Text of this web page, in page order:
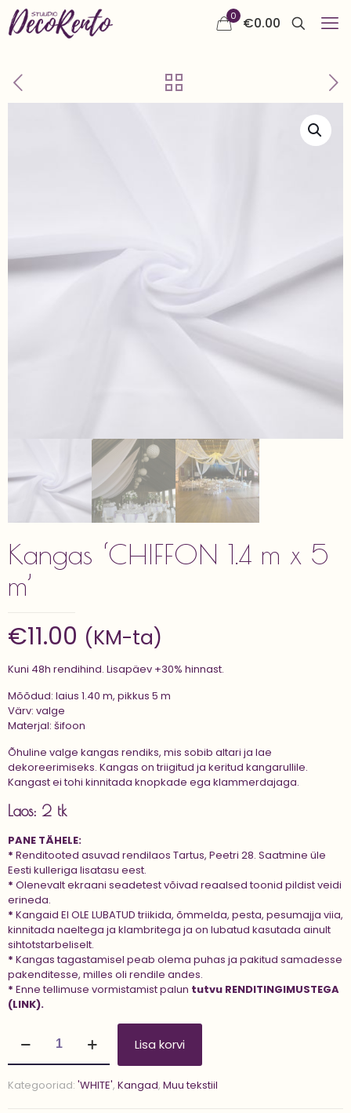
0 €0.00
Kangas ‘CHIFFON 1.4 m x 5
m’
€11.00 (KM-ta)
Kuni 48h rendihind. Lisapäev +30% hinnast.
Mõõdud: laius 1.40 m, pikkus 5 m
Värv: valge
Materjal: šifoon
Õhuline valge kangas rendiks, mis sobib altari ja lae
dekoreerimiseks. Kangas on triigitud ja keritud kangarullile.
Kangast ei tohi kinnitada knopkade ega klammerdajaga.
Laos: 2 tk
PANE TÄHELE:
* Renditooted asuvad rendilaos Tartus, Peetri 28. Saatmine üle
Eesti kulleriga lisatasu eest.
* Olenevalt ekraani seadetest võivad reaalsed toonid pildist veidi
erineda.
* Kangaid EI OLE LUBATUD triikida, õmmelda, pesta, pesumajja viia,
kinnitada naeltega ja klambritega ja on lubatud kasutada ainult
sihtotstarbeliselt.
* Kangas tagastamisel peab olema puhas ja pakitud samadesse
pakenditesse, milles oli rendile andes.
* Enne tellimuse vormistamist palun tutvu RENDITINGIMUSTEGA
(LINK).
'CHIFFON
1.4
x
Lisa korvi
Kategooriad: 'WHITE', Kangad, Muu tekstiil